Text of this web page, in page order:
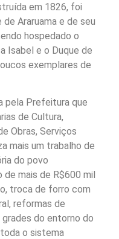
em 1826, foi
Araruama e de seu
hospedado o
Isabel e o Duque de
exemplares de
pela Prefeitura que
de Cultura,
Obras, Serviços
mais um trabalho de
do povo
mais de R$600 mil
troca de forro com
reformas de
grades do entorno do
o sistema